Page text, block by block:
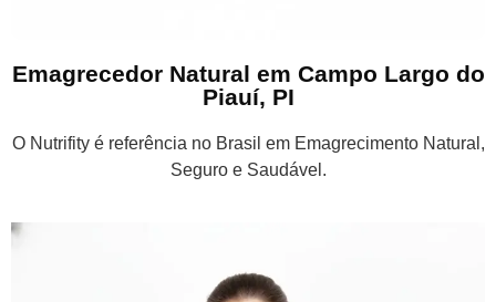
Emagrecedor Natural em Campo Largo do
Piauí, PI
O Nutrifity é referência no Brasil em Emagrecimento Natural,
Seguro e Saudável.